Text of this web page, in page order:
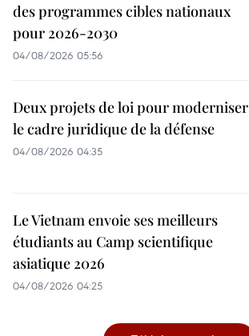
des programmes cibles nationaux
pour 2026-2030
04/08/2026 05:56
Deux projets de loi pour moderniser
le cadre juridique de la défense
04/08/2026 04:35
Le Vietnam envoie ses meilleurs
étudiants au Camp scientifique
asiatique 2026
04/08/2026 04:25